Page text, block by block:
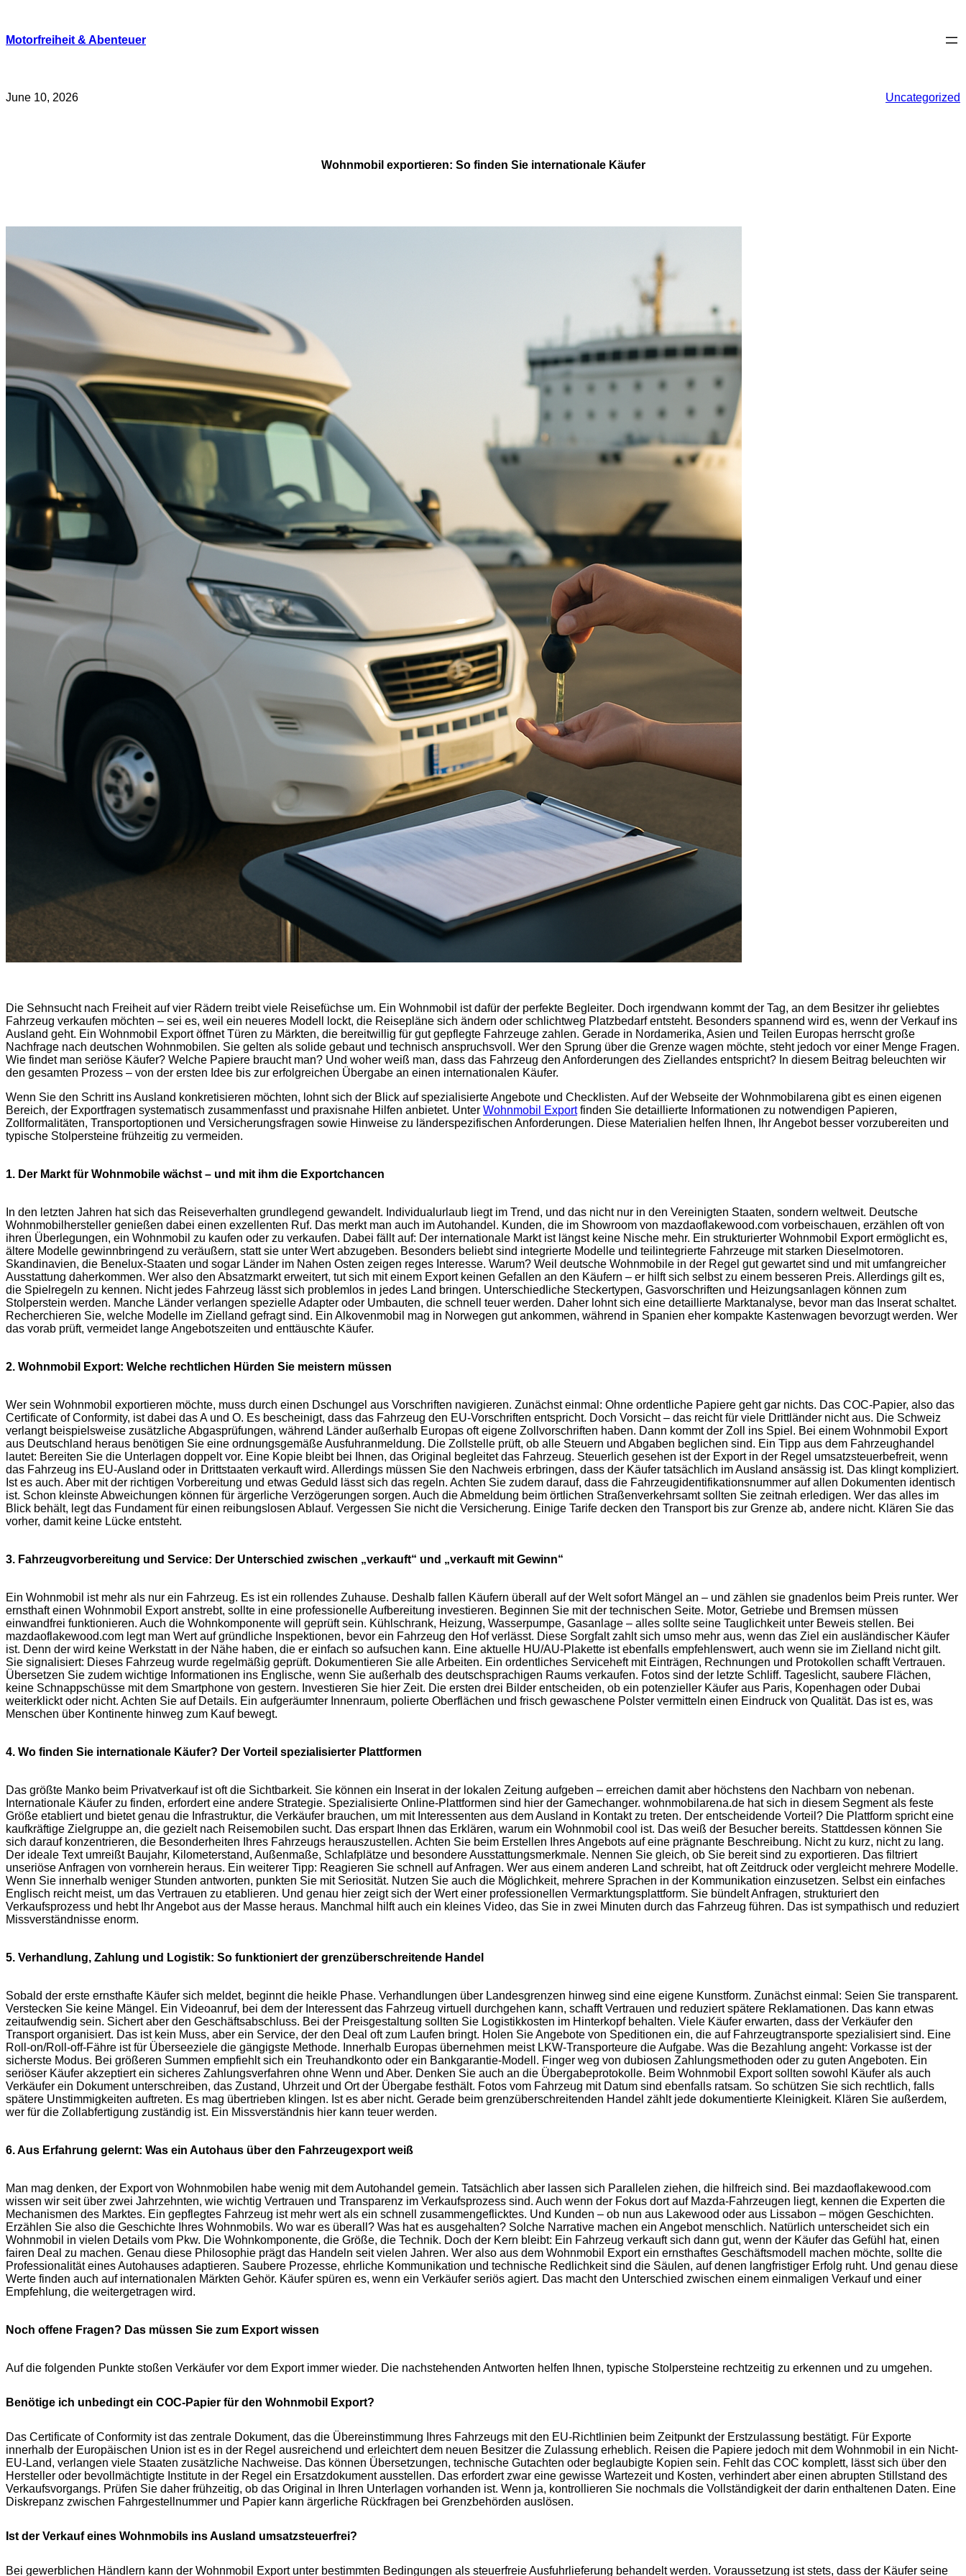
content
Motorfreiheit & Abenteuer
June 10, 2026 Uncategorized
Wohnmobil exportieren: So finden Sie internationale Käufer
Die Sehnsucht nach Freiheit auf vier Rädern treibt viele Reisefüchse um. Ein Wohnmobil ist dafür der perfekte Begleiter. Doch irgendwann kommt der Tag, an dem Besitzer ihr geliebtes
Fahrzeug verkaufen möchten – sei es, weil ein neueres Modell lockt, die Reisepläne sich ändern oder schlichtweg Platzbedarf entsteht. Besonders spannend wird es, wenn der Verkauf ins
Ausland geht. Ein Wohnmobil Export öffnet Türen zu Märkten, die bereitwillig für gut gepflegte Fahrzeuge zahlen. Gerade in Nordamerika, Asien und Teilen Europas herrscht große
Nachfrage nach deutschen Wohnmobilen. Sie gelten als solide gebaut und technisch anspruchsvoll. Wer den Sprung über die Grenze wagen möchte, steht jedoch vor einer Menge Fragen.
Wie findet man seriöse Käufer? Welche Papiere braucht man? Und woher weiß man, dass das Fahrzeug den Anforderungen des Ziellandes entspricht? In diesem Beitrag beleuchten wir
den gesamten Prozess – von der ersten Idee bis zur erfolgreichen Übergabe an einen internationalen Käufer.
Wenn Sie den Schritt ins Ausland konkretisieren möchten, lohnt sich der Blick auf spezialisierte Angebote und Checklisten. Auf der Webseite der Wohnmobilarena gibt es einen eigenen
Bereich, der Exportfragen systematisch zusammenfasst und praxisnahe Hilfen anbietet. Unter Wohnmobil Exportfinden Sie detaillierte Informationen zu notwendigen Papieren,
Zollformalitäten, Transportoptionen und Versicherungsfragen sowie Hinweise zu länderspezifischen Anforderungen. Diese Materialien helfen Ihnen, Ihr Angebot besser vorzubereiten und
typische Stolpersteine frühzeitig zu vermeiden.
1. Der Markt für Wohnmobile wächst – und mit ihm die Exportchancen
In den letzten Jahren hat sich das Reiseverhalten grundlegend gewandelt. Individualurlaub liegt im Trend, und das nicht nur in den Vereinigten Staaten, sondern weltweit. Deutsche
Wohnmobilhersteller genießen dabei einen exzellenten Ruf. Das merkt man auch im Autohandel. Kunden, die im Showroom von mazdaoflakewood.com vorbeischauen, erzählen oft von
ihren Überlegungen, ein Wohnmobil zu kaufen oder zu verkaufen. Dabei fällt auf: Der internationale Markt ist längst keine Nische mehr. Ein strukturierter Wohnmobil Export ermöglicht es,
ältere Modelle gewinnbringend zu veräußern, statt sie unter Wert abzugeben. Besonders beliebt sind integrierte Modelle und teilintegrierte Fahrzeuge mit starken Dieselmotoren.
Skandinavien, die Benelux-Staaten und sogar Länder im Nahen Osten zeigen reges Interesse. Warum? Weil deutsche Wohnmobile in der Regel gut gewartet sind und mit umfangreicher
Ausstattung daherkommen. Wer also den Absatzmarkt erweitert, tut sich mit einem Export keinen Gefallen an den Käufern – er hilft sich selbst zu einem besseren Preis. Allerdings gilt es,
die Spielregeln zu kennen. Nicht jedes Fahrzeug lässt sich problemlos in jedes Land bringen. Unterschiedliche Steckertypen, Gasvorschriften und Heizungsanlagen können zum
Stolperstein werden. Manche Länder verlangen spezielle Adapter oder Umbauten, die schnell teuer werden. Daher lohnt sich eine detaillierte Marktanalyse, bevor man das Inserat schaltet.
Recherchieren Sie, welche Modelle im Zielland gefragt sind. Ein Alkovenmobil mag in Norwegen gut ankommen, während in Spanien eher kompakte Kastenwagen bevorzugt werden. Wer
das vorab prüft, vermeidet lange Angebotszeiten und enttäuschte Käufer.
2. Wohnmobil Export: Welche rechtlichen Hürden Sie meistern müssen
Wer sein Wohnmobil exportieren möchte, muss durch einen Dschungel aus Vorschriften navigieren. Zunächst einmal: Ohne ordentliche Papiere geht gar nichts. Das COC-Papier, also das
Certificate of Conformity, ist dabei das A und O. Es bescheinigt, dass das Fahrzeug den EU-Vorschriften entspricht. Doch Vorsicht – das reicht für viele Drittländer nicht aus. Die Schweiz
verlangt beispielsweise zusätzliche Abgasprüfungen, während Länder außerhalb Europas oft eigene Zollvorschriften haben. Dann kommt der Zoll ins Spiel. Bei einem Wohnmobil Export
aus Deutschland heraus benötigen Sie eine ordnungsgemäße Ausfuhranmeldung. Die Zollstelle prüft, ob alle Steuern und Abgaben beglichen sind. Ein Tipp aus dem Fahrzeughandel
lautet: Bereiten Sie die Unterlagen doppelt vor. Eine Kopie bleibt bei Ihnen, das Original begleitet das Fahrzeug. Steuerlich gesehen ist der Export in der Regel umsatzsteuerbefreit, wenn
das Fahrzeug ins EU-Ausland oder in Drittstaaten verkauft wird. Allerdings müssen Sie den Nachweis erbringen, dass der Käufer tatsächlich im Ausland ansässig ist. Das klingt kompliziert.
Ist es auch. Aber mit der richtigen Vorbereitung und etwas Geduld lässt sich das regeln. Achten Sie zudem darauf, dass die Fahrzeugidentifikationsnummer auf allen Dokumenten identisch
ist. Schon kleinste Abweichungen können für ärgerliche Verzögerungen sorgen. Auch die Abmeldung beim örtlichen Straßenverkehrsamt sollten Sie zeitnah erledigen. Wer das alles im
Blick behält, legt das Fundament für einen reibungslosen Ablauf. Vergessen Sie nicht die Versicherung. Einige Tarife decken den Transport bis zur Grenze ab, andere nicht. Klären Sie das
vorher, damit keine Lücke entsteht.
3. Fahrzeugvorbereitung und Service: Der Unterschied zwischen „verkauft“ und „verkauft mit Gewinn“
Ein Wohnmobil ist mehr als nur ein Fahrzeug. Es ist ein rollendes Zuhause. Deshalb fallen Käufern überall auf der Welt sofort Mängel an – und zählen sie gnadenlos beim Preis runter. Wer
ernsthaft einen Wohnmobil Export anstrebt, sollte in eine professionelle Aufbereitung investieren. Beginnen Sie mit der technischen Seite. Motor, Getriebe und Bremsen müssen
einwandfrei funktionieren. Auch die Wohnkomponente will geprüft sein. Kühlschrank, Heizung, Wasserpumpe, Gasanlage – alles sollte seine Tauglichkeit unter Beweis stellen. Bei
mazdaoflakewood.com legt man Wert auf gründliche Inspektionen, bevor ein Fahrzeug den Hof verlässt. Diese Sorgfalt zahlt sich umso mehr aus, wenn das Ziel ein ausländischer Käufer
ist. Denn der wird keine Werkstatt in der Nähe haben, die er einfach so aufsuchen kann. Eine aktuelle HU/AU-Plakette ist ebenfalls empfehlenswert, auch wenn sie im Zielland nicht gilt.
Sie signalisiert: Dieses Fahrzeug wurde regelmäßig geprüft. Dokumentieren Sie alle Arbeiten. Ein ordentliches Serviceheft mit Einträgen, Rechnungen und Protokollen schafft Vertrauen.
Übersetzen Sie zudem wichtige Informationen ins Englische, wenn Sie außerhalb des deutschsprachigen Raums verkaufen. Fotos sind der letzte Schliff. Tageslicht, saubere Flächen,
keine Schnappschüsse mit dem Smartphone von gestern. Investieren Sie hier Zeit. Die ersten drei Bilder entscheiden, ob ein potenzieller Käufer aus Paris, Kopenhagen oder Dubai
weiterklickt oder nicht. Achten Sie auf Details. Ein aufgeräumter Innenraum, polierte Oberflächen und frisch gewaschene Polster vermitteln einen Eindruck von Qualität. Das ist es, was
Menschen über Kontinente hinweg zum Kauf bewegt.
4. Wo finden Sie internationale Käufer? Der Vorteil spezialisierter Plattformen
Das größte Manko beim Privatverkauf ist oft die Sichtbarkeit. Sie können ein Inserat in der lokalen Zeitung aufgeben – erreichen damit aber höchstens den Nachbarn von nebenan.
Internationale Käufer zu finden, erfordert eine andere Strategie. Spezialisierte Online-Plattformen sind hier der Gamechanger. wohnmobilarena.de hat sich in diesem Segment als feste
Größe etabliert und bietet genau die Infrastruktur, die Verkäufer brauchen, um mit Interessenten aus dem Ausland in Kontakt zu treten. Der entscheidende Vorteil? Die Plattform spricht eine
kaufkräftige Zielgruppe an, die gezielt nach Reisemobilen sucht. Das erspart Ihnen das Erklären, warum ein Wohnmobil cool ist. Das weiß der Besucher bereits. Stattdessen können Sie
sich darauf konzentrieren, die Besonderheiten Ihres Fahrzeugs herauszustellen. Achten Sie beim Erstellen Ihres Angebots auf eine prägnante Beschreibung. Nicht zu kurz, nicht zu lang.
Der ideale Text umreißt Baujahr, Kilometerstand, Außenmaße, Schlafplätze und besondere Ausstattungsmerkmale. Nennen Sie gleich, ob Sie bereit sind zu exportieren. Das filtriert
unseriöse Anfragen von vornherein heraus. Ein weiterer Tipp: Reagieren Sie schnell auf Anfragen. Wer aus einem anderen Land schreibt, hat oft Zeitdruck oder vergleicht mehrere Modelle.
Wenn Sie innerhalb weniger Stunden antworten, punkten Sie mit Seriosität. Nutzen Sie auch die Möglichkeit, mehrere Sprachen in der Kommunikation einzusetzen. Selbst ein einfaches
Englisch reicht meist, um das Vertrauen zu etablieren. Und genau hier zeigt sich der Wert einer professionellen Vermarktungsplattform. Sie bündelt Anfragen, strukturiert den
Verkaufsprozess und hebt Ihr Angebot aus der Masse heraus. Manchmal hilft auch ein kleines Video, das Sie in zwei Minuten durch das Fahrzeug führen. Das ist sympathisch und reduziert
Missverständnisse enorm.
5. Verhandlung, Zahlung und Logistik: So funktioniert der grenzüberschreitende Handel
Sobald der erste ernsthafte Käufer sich meldet, beginnt die heikle Phase. Verhandlungen über Landesgrenzen hinweg sind eine eigene Kunstform. Zunächst einmal: Seien Sie transparent.
Verstecken Sie keine Mängel. Ein Videoanruf, bei dem der Interessent das Fahrzeug virtuell durchgehen kann, schafft Vertrauen und reduziert spätere Reklamationen. Das kann etwas
zeitaufwendig sein. Sichert aber den Geschäftsabschluss. Bei der Preisgestaltung sollten Sie Logistikkosten im Hinterkopf behalten. Viele Käufer erwarten, dass der Verkäufer den
Transport organisiert. Das ist kein Muss, aber ein Service, der den Deal oft zum Laufen bringt. Holen Sie Angebote von Speditionen ein, die auf Fahrzeugtransporte spezialisiert sind. Eine
Roll-on/Roll-off-Fähre ist für Überseeziele die gängigste Methode. Innerhalb Europas übernehmen meist LKW-Transporteure die Aufgabe. Was die Bezahlung angeht: Vorkasse ist der
sicherste Modus. Bei größeren Summen empfiehlt sich ein Treuhandkonto oder ein Bankgarantie-Modell. Finger weg von dubiosen Zahlungsmethoden oder zu guten Angeboten. Ein
seriöser Käufer akzeptiert ein sicheres Zahlungsverfahren ohne Wenn und Aber. Denken Sie auch an die Übergabeprotokolle. Beim Wohnmobil Export sollten sowohl Käufer als auch
Verkäufer ein Dokument unterschreiben, das Zustand, Uhrzeit und Ort der Übergabe festhält. Fotos vom Fahrzeug mit Datum sind ebenfalls ratsam. So schützen Sie sich rechtlich, falls
spätere Unstimmigkeiten auftreten. Es mag übertrieben klingen. Ist es aber nicht. Gerade beim grenzüberschreitenden Handel zählt jede dokumentierte Kleinigkeit. Klären Sie außerdem,
wer für die Zollabfertigung zuständig ist. Ein Missverständnis hier kann teuer werden.
6. Aus Erfahrung gelernt: Was ein Autohaus über den Fahrzeugexport weiß
Man mag denken, der Export von Wohnmobilen habe wenig mit dem Autohandel gemein. Tatsächlich aber lassen sich Parallelen ziehen, die hilfreich sind. Bei mazdaoflakewood.com
wissen wir seit über zwei Jahrzehnten, wie wichtig Vertrauen und Transparenz im Verkaufsprozess sind. Auch wenn der Fokus dort auf Mazda-Fahrzeugen liegt, kennen die Experten die
Mechanismen des Marktes. Ein gepflegtes Fahrzeug ist mehr wert als ein schnell zusammengeflicktes. Und Kunden – ob nun aus Lakewood oder aus Lissabon – mögen Geschichten.
Erzählen Sie also die Geschichte Ihres Wohnmobils. Wo war es überall? Was hat es ausgehalten? Solche Narrative machen ein Angebot menschlich. Natürlich unterscheidet sich ein
Wohnmobil in vielen Details vom Pkw. Die Wohnkomponente, die Größe, die Technik. Doch der Kern bleibt: Ein Fahrzeug verkauft sich dann gut, wenn der Käufer das Gefühl hat, einen
fairen Deal zu machen. Genau diese Philosophie prägt das Handeln seit vielen Jahren. Wer also aus dem Wohnmobil Export ein ernsthaftes Geschäftsmodell machen möchte, sollte die
Professionalität eines Autohauses adaptieren. Saubere Prozesse, ehrliche Kommunikation und technische Redlichkeit sind die Säulen, auf denen langfristiger Erfolg ruht. Und genau diese
Werte finden auch auf internationalen Märkten Gehör. Käufer spüren es, wenn ein Verkäufer seriös agiert. Das macht den Unterschied zwischen einem einmaligen Verkauf und einer
Empfehlung, die weitergetragen wird.
Noch offene Fragen? Das müssen Sie zum Export wissen
Auf die folgenden Punkte stoßen Verkäufer vor dem Export immer wieder. Die nachstehenden Antworten helfen Ihnen, typische Stolpersteine rechtzeitig zu erkennen und zu umgehen.
Benötige ich unbedingt ein COC-Papier für den Wohnmobil Export?
Das Certificate of Conformity ist das zentrale Dokument, das die Übereinstimmung Ihres Fahrzeugs mit den EU-Richtlinien beim Zeitpunkt der Erstzulassung bestätigt. Für Exporte
innerhalb der Europäischen Union ist es in der Regel ausreichend und erleichtert dem neuen Besitzer die Zulassung erheblich. Reisen die Papiere jedoch mit dem Wohnmobil in ein Nicht-
EU-Land, verlangen viele Staaten zusätzliche Nachweise. Das können Übersetzungen, technische Gutachten oder beglaubigte Kopien sein. Fehlt das COC komplett, lässt sich über den
Hersteller oder bevollmächtigte Institute in der Regel ein Ersatzdokument ausstellen. Das erfordert zwar eine gewisse Wartezeit und Kosten, verhindert aber einen abrupten Stillstand des
Verkaufsvorgangs. Prüfen Sie daher frühzeitig, ob das Original in Ihren Unterlagen vorhanden ist. Wenn ja, kontrollieren Sie nochmals die Vollständigkeit der darin enthaltenen Daten. Eine
Diskrepanz zwischen Fahrgestellnummer und Papier kann ärgerliche Rückfragen bei Grenzbehörden auslösen.
Ist der Verkauf eines Wohnmobils ins Ausland umsatzsteuerfrei?
Bei gewerblichen Händlern kann der Wohnmobil Export unter bestimmten Bedingungen als steuerfreie Ausfuhrlieferung behandelt werden. Voraussetzung ist stets, dass der Käufer seine